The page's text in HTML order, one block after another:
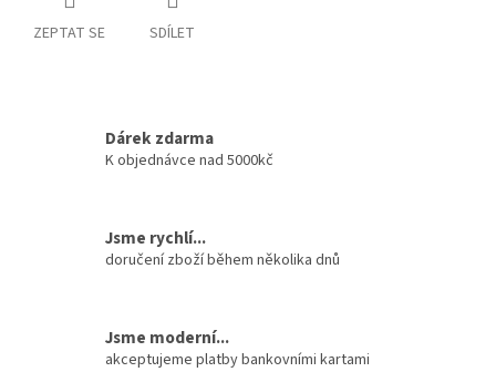
ZEPTAT SE SDÍLET
Dárek zdarma
K objednávce nad 5000kč
Jsme rychlí...
doručení zboží během několika dnů
Jsme moderní...
akceptujeme platby bankovními kartami